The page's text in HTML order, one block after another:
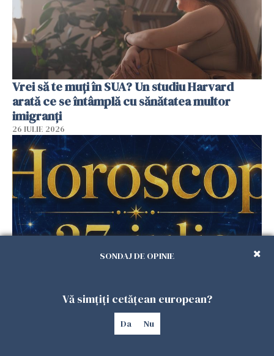
Vrei să te muți în SUA? Un studiu Harvard
arată ce se întâmplă cu sănătatea multor
imigranți
26 IULIE 2026
săptămânii. Universul deschide uși
neașteptate pentru unele zodii
SONDAJ DE OPINIE
Vă simțiți cetățean european?
Da Nu